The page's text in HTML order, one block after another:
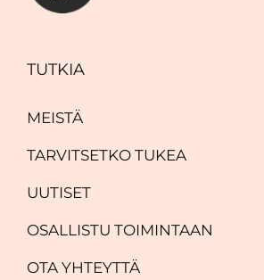
TUTKIA
MEISTÄ
TARVITSETKO TUKEA
UUTISET
OSALLISTU TOIMINTAAN
OTA YHTEYTTÄ